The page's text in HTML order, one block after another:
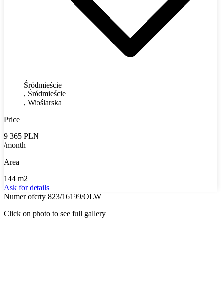
Śródmieście
, Śródmieście
, Wioślarska
Price
9 365 PLN
/month
Area
144 m2
Ask for details
Numer oferty 823/16199/OLW
Click on photo to see full gallery